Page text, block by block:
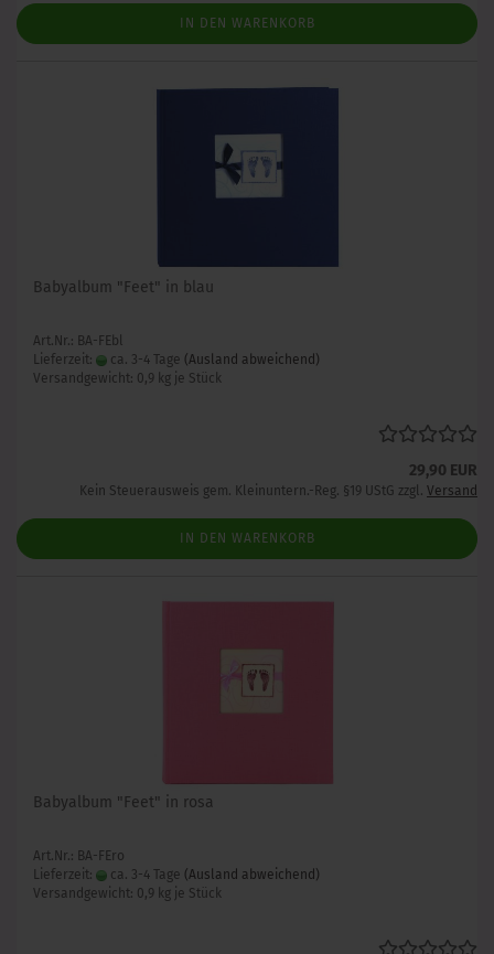
IN DEN WARENKORB
Babyalbum "Feet" in blau
Art.Nr.: BA-FEbl
Lieferzeit:
ca. 3-4 Tage (Ausland abweichend)
Versandgewicht: 0,9 kg je Stück
29,90 EUR
Kein Steuerausweis gem. Kleinuntern.-Reg. §19 UStG zzgl. Versand
IN DEN WARENKORB
Babyalbum "Feet" in rosa
Art.Nr.: BA-FEro
Lieferzeit:
ca. 3-4 Tage (Ausland abweichend)
Versandgewicht: 0,9 kg je Stück